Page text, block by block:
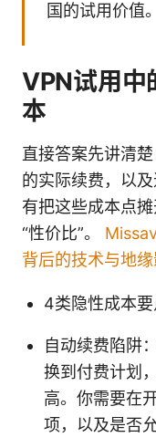
国的试用价值。
VPN试用中
本
直接答案先讲清
的实际续费，以
有把这些成本点
“性价比”。
背后的技术与地
4类隐性成本要
自动续费陷阱
换到付费计划
高。你需要在
项，以及是否